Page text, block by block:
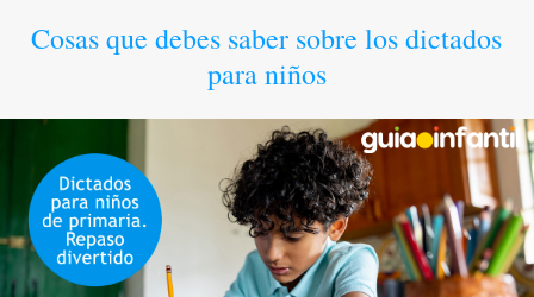
Cosas que debes saber sobre los dictados
para niños